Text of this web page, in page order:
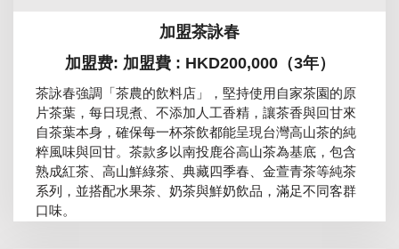
加盟茶詠春
加盟费: 加盟費 : HKD200,000（3年）
茶詠春強調「茶農的飲料店」，堅持使用自家茶園的原
片茶葉，每日現煮、不添加人工香精，讓茶香與回甘來
自茶葉本身，確保每一杯茶飲都能呈現台灣高山茶的純
粹風味與回甘。茶款多以南投鹿谷高山茶為基底，包含
熟成紅茶、高山鮮綠茶、典藏四季春、金萱青茶等純茶
系列，並搭配水果茶、奶茶與鮮奶飲品，滿足不同客群
口味。